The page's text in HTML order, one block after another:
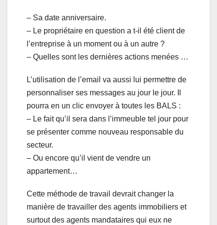
– Sa date anniversaire.
– Le propriétaire en question a t-il été client de
l’entreprise à un moment ou à un autre ?
– Quelles sont les dernières actions menées …
L’utilisation de l’email va aussi lui permettre de
personnaliser ses messages au jour le jour. Il
pourra en un clic envoyer à toutes les BALS :
– Le fait qu’il sera dans l’immeuble tel jour pour
se présenter comme nouveau responsable du
secteur.
– Ou encore qu’il vient de vendre un
appartement…
Cette méthode de travail devrait changer la
manière de travailler des agents immobiliers et
surtout des agents mandataires qui eux ne